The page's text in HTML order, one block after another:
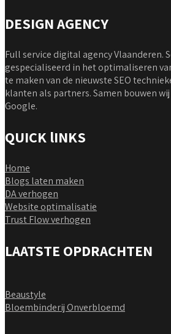
DESIGN AGENCY
Full service digital agency Vlaanderen.
gespecialiseerd in het optimaliseren
te maken van de nieuwste SEO
klanten als partners. Samen bouwen
Google.
QUICK lINKS
Home
Blogs laten maken
DA verhogen
Website optimalisatie
Trust Flow verhogen
LAATSTE OPDRACHTEN
Beaustyle
Bloembinderij Onverbloemd